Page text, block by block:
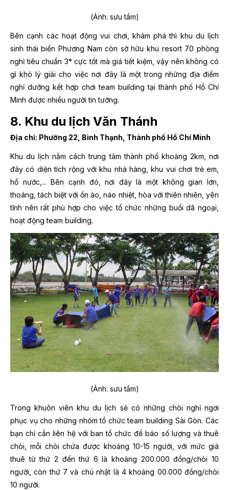
(Ảnh: sưu tầm)
Bên cạnh các hoạt động vui chơi, khám phá thì khu du lịch
sinh thái biển Phương Nam còn sở hữu khu resort 70 phòng
nghỉ tiêu chuẩn 3* cực tốt mà giá tiết kiệm, vậy nên không có
gì khó lý giải cho việc nơi đây là một trong những địa điểm
nghỉ dưỡng kết hợp chơi team building tại thành phố Hồ Chí
Minh được nhiều người tin tưởng.
8. Khu du lịch Văn Thánh
Địa chỉ: Phường 22, Bình Thạnh, Thành phố Hồ Chí Minh
Khu du lịch nằm cách trung tâm thành phố khoảng 2km, nơi
đây có diện tích rộng với khu nhà hàng, khu vui chơi trẻ em,
hồ nước,... Bên cạnh đó, nơi đây là một không gian lớn,
thoáng, tách biệt với ồn ào, náo nhiệt, hòa với thiên nhiên, yên
tĩnh nên rất phù hợp cho việc tổ chức những buổi dã ngoại,
hoạt động team building.
(Ảnh: sưu tầm)
Trong khuôn viên khu du lịch sẽ có những chòi nghỉ ngơi
phục vụ cho những nhóm tổ chức team building Sài Gòn. Các
bạn chỉ cần liên hệ với ban tổ chức để báo số lượng và thuê
chòi, mỗi chòi chứa được khoảng 10-15 người, với mức giá
thuê từ thứ 2 đến thứ 6 là khoảng 200.000 đồng/chòi 10
người, còn thứ 7 và chủ nhật là 4 khoảng 00.000 đồng/chòi
10 người.